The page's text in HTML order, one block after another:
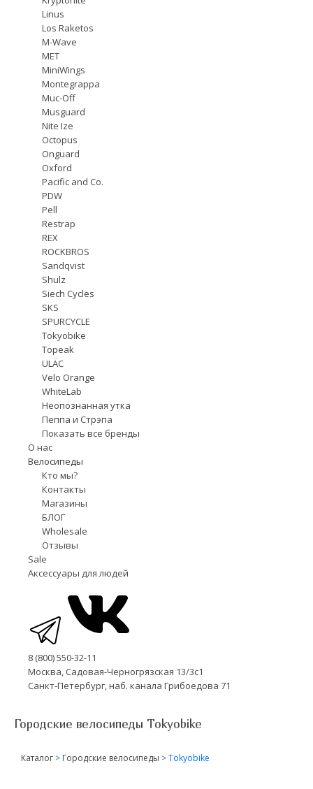
Linus
Los Raketos
M-Wave
MET
MiniWings
Montegrappa
Muc-Off
Musguard
Nite Ize
Octopus
Onguard
Oxford
Pacific and Co.
PDW
Pell
Restrap
REX
ROCKBROS
Sandqvist
Shulz
Siech Cycles
SKS
SPURCYCLE
Tokyobike
Topeak
ULÄC
Velo Orange
WhiteLab
Неопознанная утка
Пеппа и Стрэпа
Показать все бренды
О нас
Велосипеды
Кто мы?
Контакты
Магазины
БЛОГ
Wholesale
Отзывы
Sale
Аксессуары для людей
8 (800) 550-32-11
Москва, Садовая-Черногрязская 13/3с1
Санкт-Петербург, наб. канала Грибоедова 71
Городские велосипеды Tokyobike
Каталог > Городские велосипеды >Tokyobike